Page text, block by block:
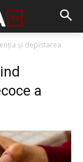
şi depistarea
a